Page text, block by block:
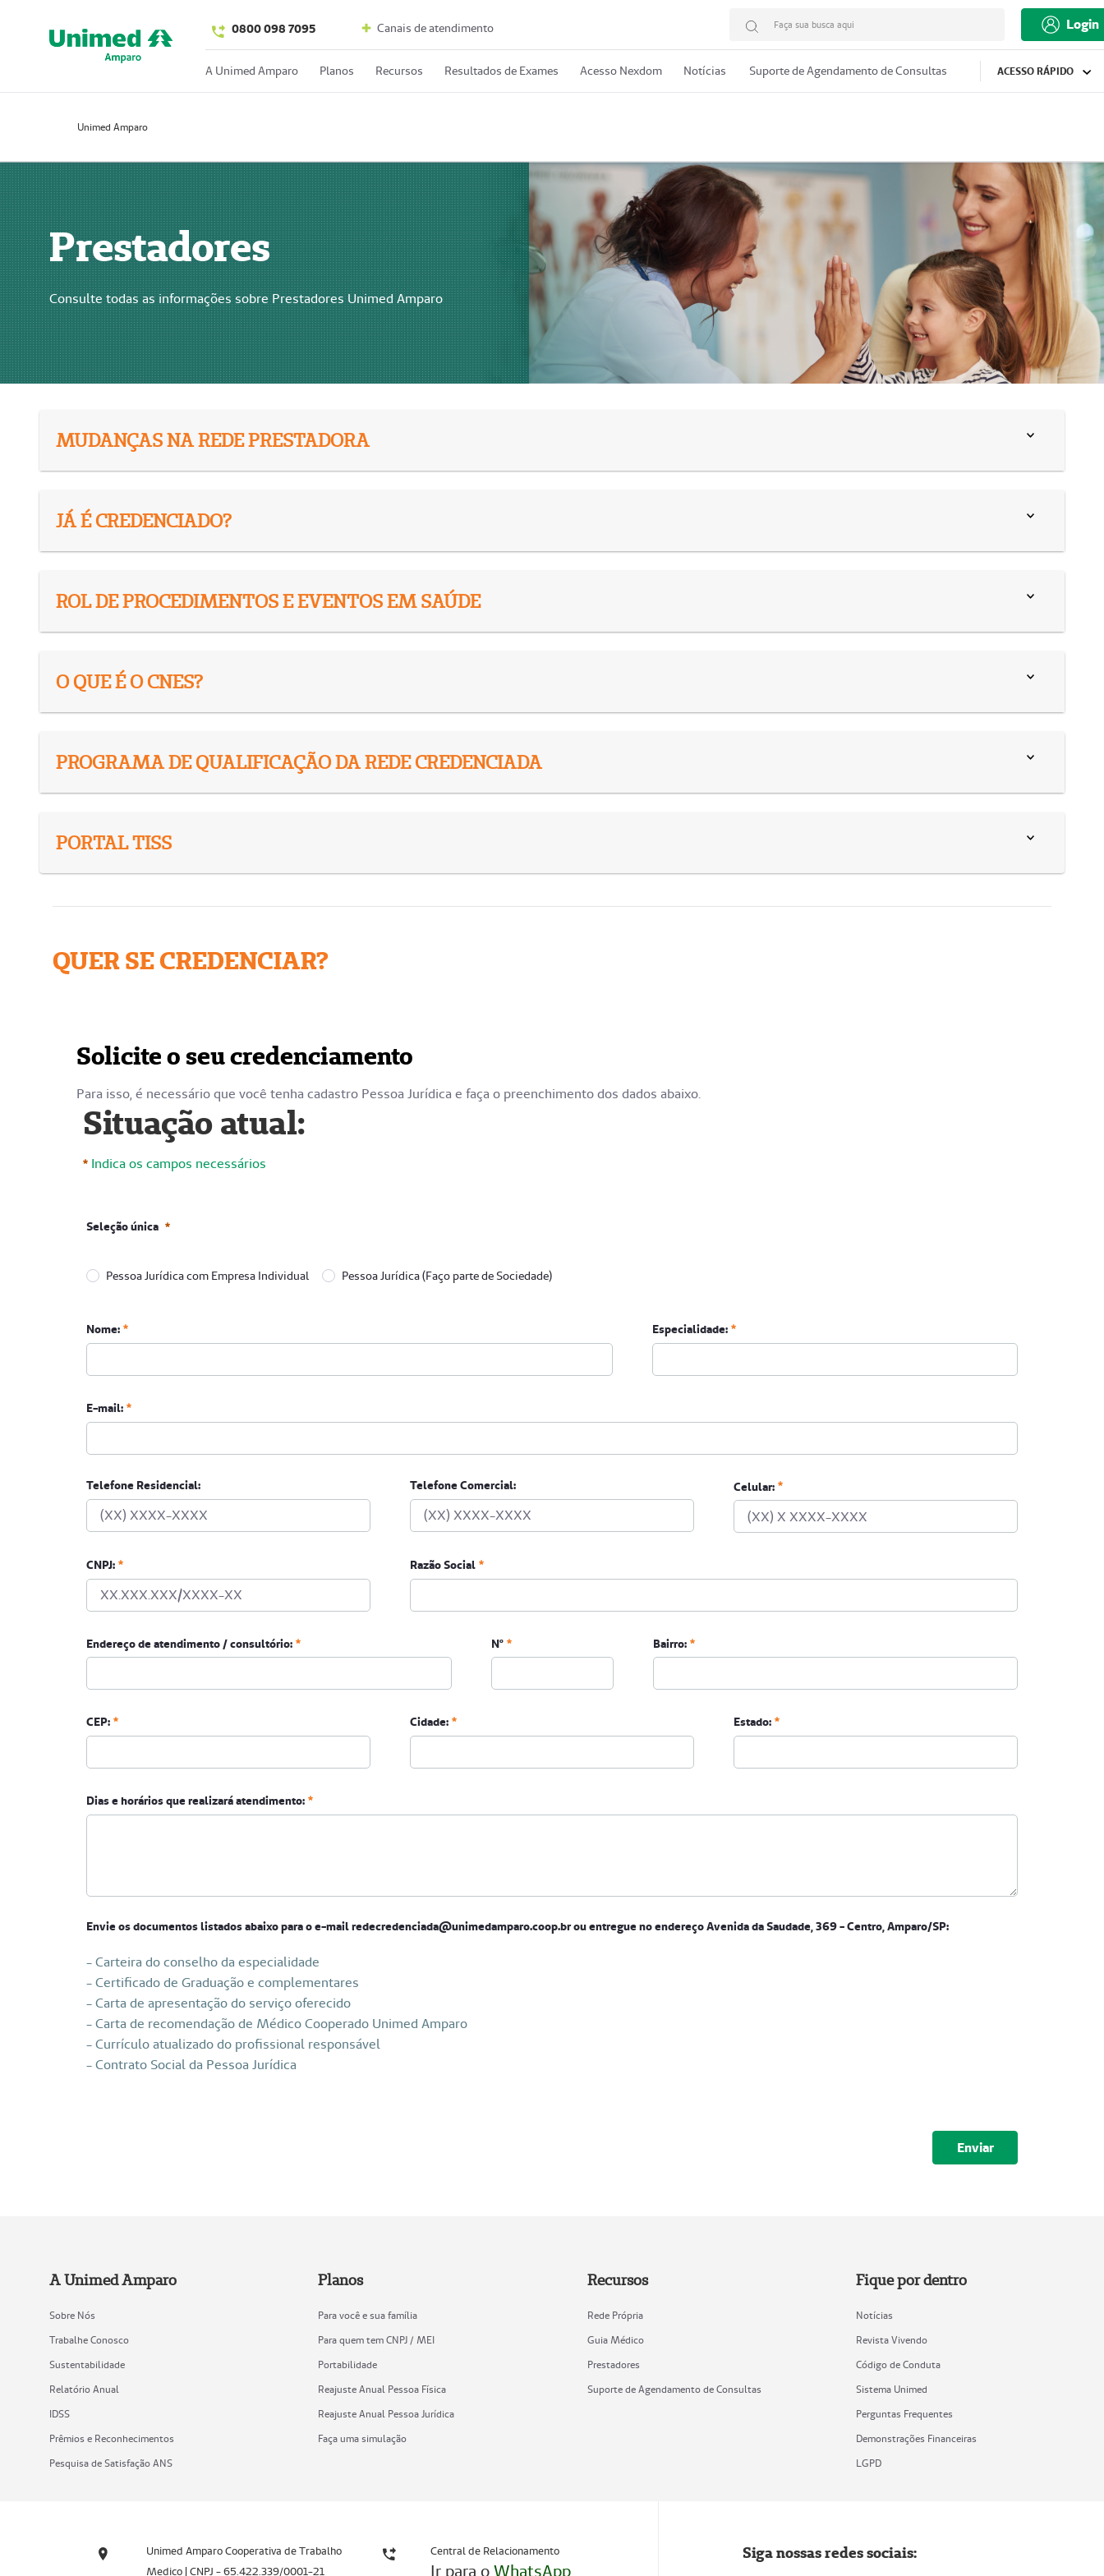
0800 098 7095 Canais de atendimento Faça sua busca aqui Login
A Unimed Amparo Planos Recursos Resultados de Exames Acesso Nexdom Notícias Suporte de Agendamento de Consultas ACESSO RÁPIDO
Unimed Amparo
Prestadores
Consulte todas as informações sobre Prestadores Unimed Amparo
MUDANÇAS NA REDE PRESTADORA
JÁ É CREDENCIADO?
ROL DE PROCEDIMENTOS E EVENTOS EM SAÚDE
O QUE É O CNES?
PROGRAMA DE QUALIFICAÇÃO DA REDE CREDENCIADA
PORTAL TISS
QUER SE CREDENCIAR?
Solicite o seu credenciamento
Para isso, é necessário que você tenha cadastro Pessoa Jurídica e faça o preenchimento dos dados abaixo.
Situação atual:
Indica os campos necessários
Seleção única
Pessoa Jurídica com Empresa Individual Pessoa Jurídica (Faço parte de Sociedade)
Obrigatório
Nome: Especialidade:
E-mail:
Telefone Residencial: Telefone Comercial: Celular:
CNPJ: Razão Social
Endereço de atendimento / consultório: Nº Bairro:
CEP: Cidade: Estado:
Dias e horários que realizará atendimento:
Envie os documentos listados abaixo para o e-mail redecredenciada@unimedamparo.coop.br ou entregue no endereço Avenida da Saudade, 369 - Centro, Amparo/SP:
- Carteira do conselho da especialidade
- Certificado de Graduação e complementares
- Carta de apresentação do serviço oferecido
- Carta de recomendação de Médico Cooperado Unimed Amparo
- Currículo atualizado do profissional responsável
- Contrato Social da Pessoa Jurídica
Submeter
A Unimed Amparo
Sobre Nós
Trabalhe Conosco
Sustentabilidade
Relatório Anual
IDSS
Prêmios e Reconhecimentos
Pesquisa de Satisfação ANS
Planos
Para você e sua família
Para quem tem CNPJ / MEI
Portabilidade
Reajuste Anual Pessoa Física
Reajuste Anual Pessoa Jurídica
Faça uma simulação
Recursos
Rede Própria
Guia Médico
Prestadores
Suporte de Agendamento de Consultas
Fique por dentro
Notícias
Revista Vivendo
Código de Conduta
Sistema Unimed
Perguntas Frequentes
Demonstrações Financeiras
LGPD
Unimed Amparo Cooperativa de Trabalho
Medico | CNPJ - 65.422.339/0001-21
Central de Relacionamento
Ir para oWhatsApp
Siga nossas redes sociais: